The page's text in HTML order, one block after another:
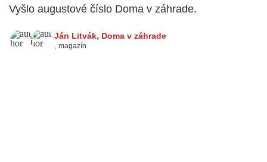
Vyšlo augustové číslo Doma v záhrade.
Ján Litvák, Doma v záhrade
, magazín